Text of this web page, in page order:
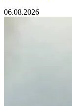
06.08.2026